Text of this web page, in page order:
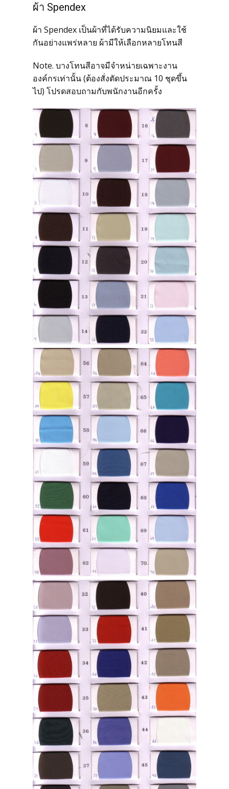
ผ้า Spendex
ผ้า Spendex เป็นผ้าที่ได้รับความนิยมและใช้
กันอย่างแพร่หลาย ผ้ามีให้เลือกหลายโทนสี
Note. บางโทนสีอาจมีจำหน่ายเฉพาะงาน
องค์กรเท่านั้น (ต้องสั่งตัดประมาณ 10 ชุดขึ้น
ไป) โปรดสอบถามกับพนักงานอีกครั้ง